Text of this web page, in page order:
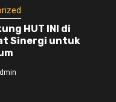
HUT INI di
Sinergi untuk